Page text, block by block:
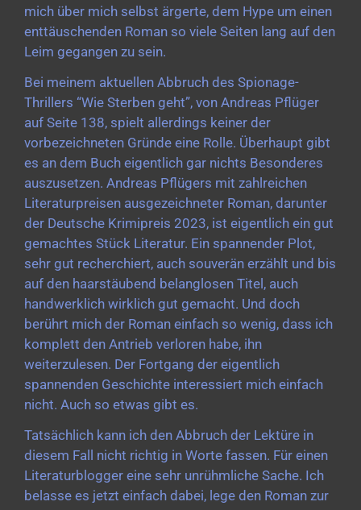
mich über mich selbst ärgerte, dem Hype um einen
enttäuschenden Roman so viele Seiten lang auf den
Leim gegangen zu sein.
Bei meinem aktuellen Abbruch des Spionage-
Thrillers “Wie Sterben geht”, von Andreas Pflüger
auf Seite 138, spielt allerdings keiner der
vorbezeichneten Gründe eine Rolle. Überhaupt gibt
es an dem Buch eigentlich gar nichts Besonderes
auszusetzen. Andreas Pflügers mit zahlreichen
Literaturpreisen ausgezeichneter Roman, darunter
der Deutsche Krimipreis 2023, ist eigentlich ein gut
gemachtes Stück Literatur. Ein spannender Plot,
sehr gut recherchiert, auch souverän erzählt und bis
auf den haarstäubend belanglosen Titel, auch
handwerklich wirklich gut gemacht. Und doch
berührt mich der Roman einfach so wenig, dass ich
komplett den Antrieb verloren habe, ihn
weiterzulesen. Der Fortgang der eigentlich
spannenden Geschichte interessiert mich einfach
nicht. Auch so etwas gibt es.
Tatsächlich kann ich den Abbruch der Lektüre in
diesem Fall nicht richtig in Worte fassen. Für einen
Literaturblogger eine sehr unrühmliche Sache. Ich
belasse es jetzt einfach dabei, lege den Roman zur